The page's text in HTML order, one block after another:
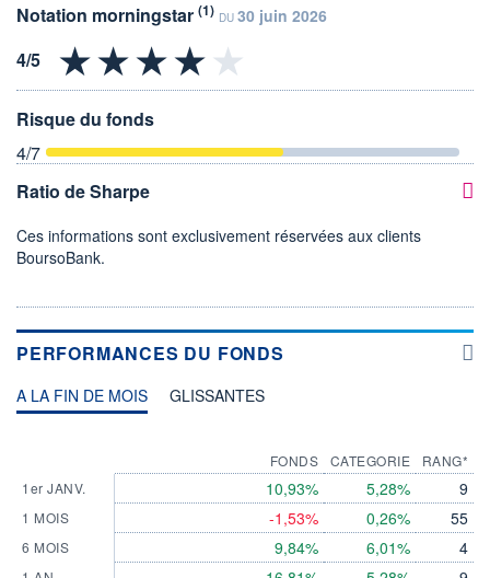
Notation morningstar (1) DU 30 juin 2026
Risque du fonds
4/7
Ratio de Sharpe
Ces informations sont exclusivement réservées aux clients
BoursoBank.
PERFORMANCES DU FONDS
A LA FIN DE MOIS GLISSANTES
1er JANV.
1 MOIS
6 MOIS
FONDS
10,93%
-1,53%
9,84%
CATEGORIE
5,28%
0,26%
6,01%
RANG*
9
55
4